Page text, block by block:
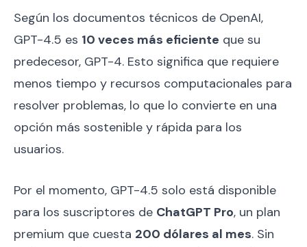
Según los documentos técnicos de OpenAI,
GPT-4.5 es 10 veces más eficiente que su
predecesor, GPT-4. Esto significa que requiere
menos tiempo y recursos computacionales para
resolver problemas, lo que lo convierte en una
opción más sostenible y rápida para los
usuarios.
Por el momento, GPT-4.5 solo está disponible
para los suscriptores de ChatGPT Pro, un plan
premium que cuesta 200 dólares al mes. Sin